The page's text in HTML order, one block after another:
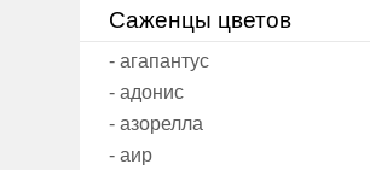
Саженцы цветов
- агапантус
- адонис
- азорелла
- аир